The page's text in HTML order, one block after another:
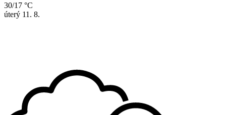
30/17 °C
úterý 11. 8.